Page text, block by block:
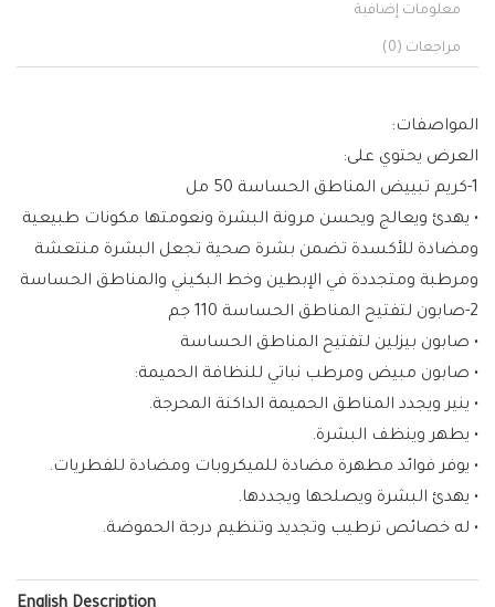
معلومات إضافية
مراجعات (0)
المواصفات:
العرض يحتوي على:
1-كريم تبييض المناطق الحساسة 50 مل
• يهدئ ويعالج ويحسن مرونة البشرة ونعومتها مكونات طبيعية
ومضادة للأكسدة تضمن بشرة صحية تجعل البشرة منتعشة
ومرطبة ومتجددة في الإبطين وخط البكيني والمناطق الحساسة
2-صابون لتفتيح المناطق الحساسة 110 جم
• صابون بيزلين لتفتيح المناطق الحساسة
• صابون مبيض ومرطب نباتي للنظافة الحميمة:
• ينير ويجدد المناطق الحميمة الداكنة المحرجة.
• يطهر وينظف البشرة.
• يوفر فوائد مطهرة مضادة للميكروبات ومضادة للفطريات.
• يهدئ البشرة ويصلحها ويجددها.
• له خصائص ترطيب وتجديد وتنظيم درجة الحموضة.